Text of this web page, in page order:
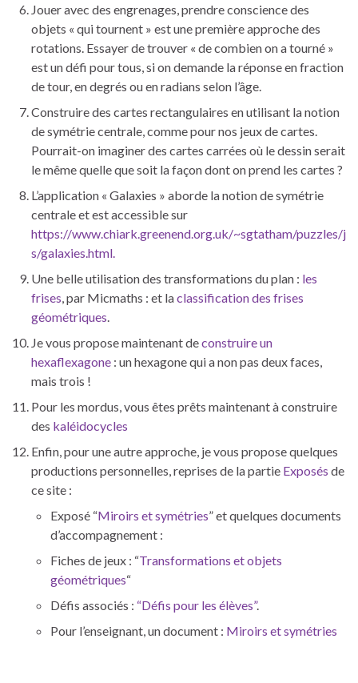
Jouer avec des engrenages, prendre conscience des
objets « qui tournent » est une première approche des
rotations. Essayer de trouver « de combien on a tourné »
est un défi pour tous, si on demande la réponse en fraction
de tour, en degrés ou en radians selon l’âge.
Construire des cartes rectangulaires en utilisant la notion
de symétrie centrale, comme pour nos jeux de cartes.
Pourrait-on imaginer des cartes carrées où le dessin serait
le même quelle que soit la façon dont on prend les cartes ?
L’application « Galaxies » aborde la notion de symétrie
centrale et est accessible sur
https://www.chiark.greenend.org.uk/~sgtatham/puzzles/j
s/galaxies.html.
Une belle utilisation des transformations du plan : les
frises, par Micmaths : et laclassification des frises
géométriques.
Je vous propose maintenant deconstruire un
hexaflexagone : un hexagone qui a non pas deux faces,
mais trois !
Pour les mordus, vous êtes prêts maintenant à construire
des kaléidocycles
Enfin, pour une autre approche, je vous propose quelques
productions personnelles, reprises de la partie Exposés de
ce site :
Exposé “Miroirs et symétries” et quelques documents
d’accompagnement :
Fiches de jeux : “Transformations et objets
géométriques“
Défis associés : “Défis pour les élèves”.
Pour l’enseignant, un document : Miroirs et symétries